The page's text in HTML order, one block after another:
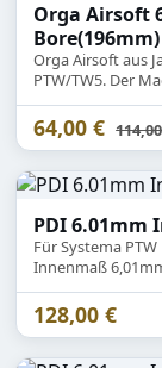
Orga Airsoft
Bore(196mm)
Orga Airsoft aus
PTW/TW5. Der
Innenmaß
64,00 € Statt
PDI 6.01mm
Für Systema
Innenmaß
128,00 €